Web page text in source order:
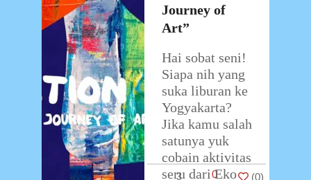
Journey of
Art”
Hai sobat seni!
Siapa nih yang
suka liburan ke
Yogyakarta?
Jika kamu salah
satunya yuk
cobain aktivitas
seru dari Eko
3
0
(0)